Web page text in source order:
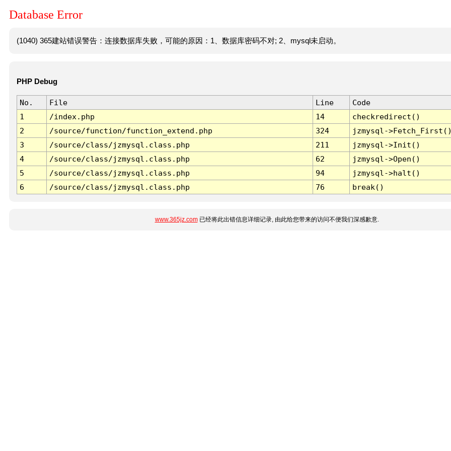
Database Error
(1040) 365建站错误警告：连接数据库失败，可能的原因：1、数据库密码不对; 2、mysql未启动。
PHP Debug
No. File Line
Code
1
/index.php 14
checkredirect()
2
/source/function/function_extend.php 324
jzmysql-
3
/source/class/jzmysql.class.php 211
jzmysql->Init()
4
/source/class/jzmysql.class.php 62
jzmysql->Open()
5
/source/class/jzmysql.class.php 94
jzmysql->halt()
6
/source/class/jzmysql.class.php 76 break()
www.365jz.com已经将此出错信息详细记录, 由此给您带来的访问不便我们深感歉意.